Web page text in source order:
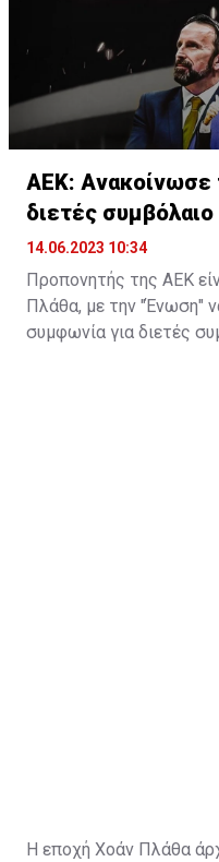
ΑΕΚ: Ανακοίνωσε
διετές συμβόλαιο
14.06.2023 10:34
Προπονητής της ΑΕΚ
Πλάθα, με την "Ένωση"
συμφωνία για διετές
Η εποχή Χοάν Πλάθα